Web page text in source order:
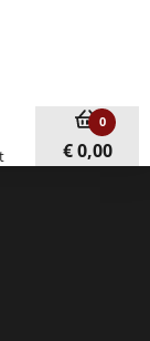
0
€ 0,00